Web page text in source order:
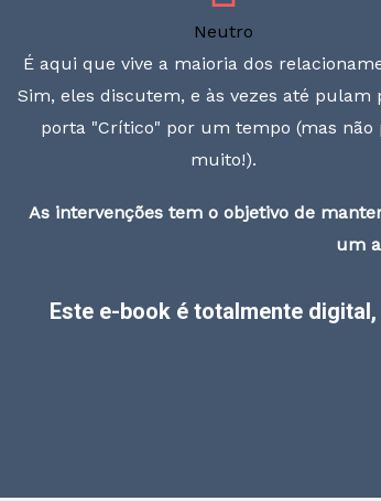
Neutro
É aqui que vive a maioria dos
Sim, eles discutem, e às vezes até pulam
porta "Crítico" por um tempo (mas não
muito!).
As intervenções tem o objetivo de manter
um
Este e-book é totalmente